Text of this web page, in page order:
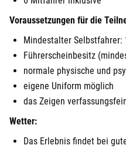
Voraussetzungen für die
Mindestalter Selbstfahrer:
Führerscheinbesitz
normale physische und
eigene Uniform möglich
das Zeigen
Wetter:
Das Erlebnis findet bei